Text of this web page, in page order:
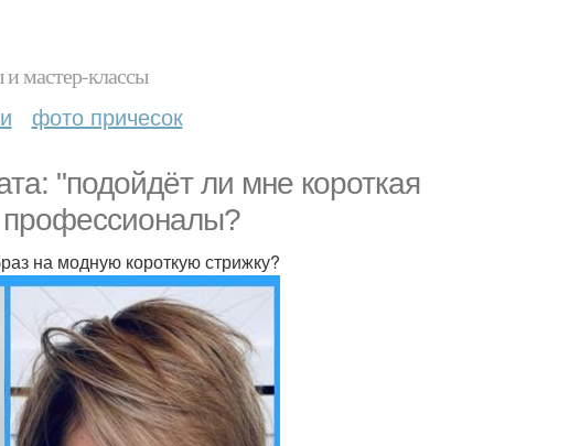
мастер-классы
фото причесок
"подойдёт ли мне короткая
профессионалы?
на модную короткую стрижку?